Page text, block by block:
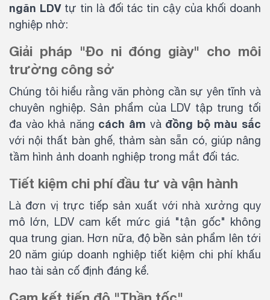
ngăn LDVtự tin là đối tác tin cậy của khối doanh
nghiệp nhờ:
Giải pháp "Đo ni đóng giày" cho môi
trường công sở
Chúng tôi hiểu rằng văn phòng cần sự yên tĩnh và
chuyên nghiệp. Sản phẩm của LDV tập trung tối
đa vào khả năng cách âm và đồng bộ màu sắc
với nội thất bàn ghế, thảm sàn sẵn có, giúp nâng
tầm hình ảnh doanh nghiệp trong mắt đối tác.
Tiết kiệm chi phí đầu tư và vận hành
Là đơn vị trực tiếp sản xuất với nhà xưởng quy
mô lớn, LDV cam kết mức giá "tận gốc" không
qua trung gian. Hơn nữa, độ bền sản phẩm lên tới
20 năm giúp doanh nghiệp tiết kiệm chi phí khấu
hao tài sản cố định đáng kể.